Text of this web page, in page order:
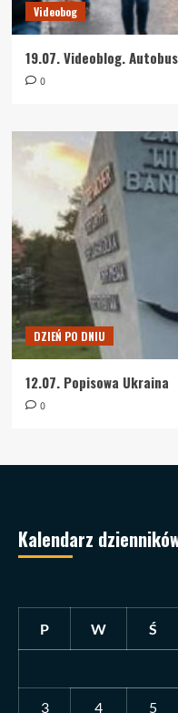
Videobog
19.07. Videoblog.
0
DZIEŃ PO DNIU
12.07. Popisowa Ukraina
0
Kalendarz
P W Ś
3 4 5